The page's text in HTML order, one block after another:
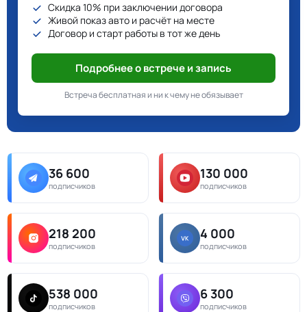
Скидка 10% при заключении договора
Живой показ авто и расчёт на месте
Договор и старт работы в тот же день
Подробнее о встрече и запись
Встреча бесплатная и ни к чему не обязывает
36 600
подписчиков
130 000
подписчиков
218 200
подписчиков
4 000
подписчиков
538 000
подписчиков
6 300
подписчиков